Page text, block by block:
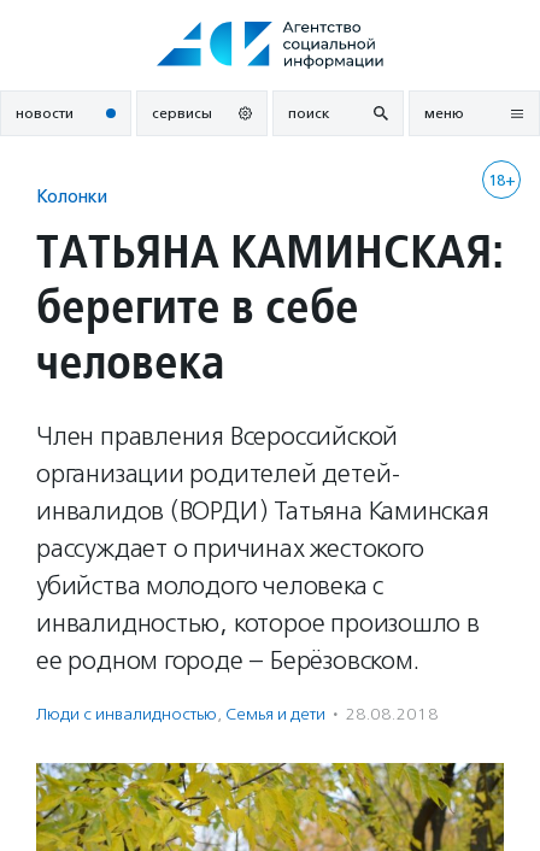
новости сервисы поиск меню
18+
Колонки
ТАТЬЯНА КАМИНСКАЯ:
берегите в себе
человека
Член правления Всероссийской
организации родителей детей-
инвалидов (ВОРДИ) Татьяна Каминская
рассуждает о причинах жестокого
убийства молодого человека с
инвалидностью, которое произошло в
ее родном городе – Берёзовском.
Люди с инвалидностью, Семья и дети · 28.08.2018